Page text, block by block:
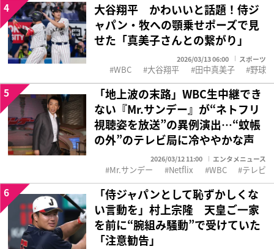
大谷翔平 かわいいと話題！侍ジ
ャパン・牧への顎乗せポーズで見
せた「真美子さんとの繋がり」
2026/03/13 06:00 スポーツ
4
WBC 大谷翔平 田中真美子 野球
「地上波の末路」WBC生中継でき
ない『Mr.サンデー』が“ネトフリ
視聴姿を放送”の異例演出…“蚊帳
の外”のテレビ局に冷ややかな声
2026/03/12 11:00 エンタメニュース
5
Mr.サンデー Netflix WBC テレビ
「侍ジャパンとして恥ずかしくな
い言動を」村上宗隆 天皇ご一家
を前に“腕組み騒動”で受けていた
「注意勧告」
6